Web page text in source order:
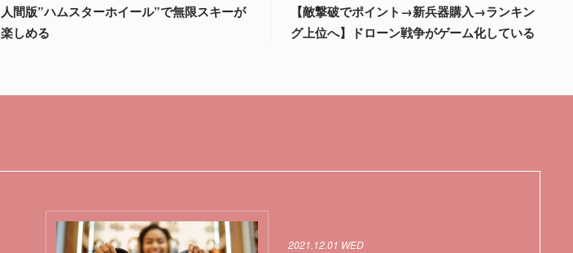
人間版”ハムスターホイール”で無限スキーが
楽しめる
【敵撃破でポイント→新兵器購入→ランキン
グ上位へ】ドローン戦争がゲーム化している
2021.12.01 WED